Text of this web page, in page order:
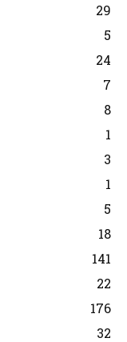
29
5
24
7
8
1
3
1
5
18
141
22
176
32